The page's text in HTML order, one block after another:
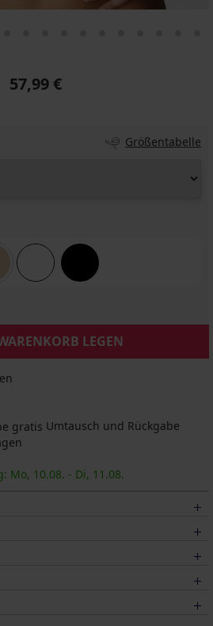
57,99 €
Größentabelle
LEGEN
Umtausch und Rückgabe
Mo, 10.08. - Di, 11.08.